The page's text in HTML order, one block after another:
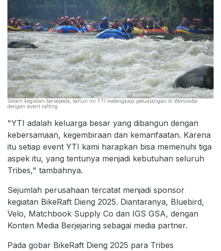
Selain kegiatan bersepeda, tahun ini YTI melengkapi petualangan di Wonosobo
dengan event rafting
"YTI adalah keluarga besar yang dibangun dengan
kebersamaan, kegembiraan dan kemanfaatan. Karena
itu setiap event YTI kami harapkan bisa memenuhi tiga
aspek itu, yang tentunya menjadi kebutuhan seluruh
Tribes," tambahnya.
Sejumlah perusahaan tercatat menjadi sponsor
kegiatan BikeRaft Dieng 2025. Diantaranya, Bluebird,
Velo, Matchbook Supply Co dan IGS GSA, dengan
Konten Media Berjejaring sebagai media partner.
Pada gobar BikeRaft Dieng 2025 para Tribes